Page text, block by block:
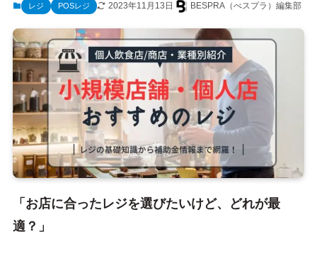
レジ POSレジ 2023年11月13日 BESPRA（べスプラ）編集部
「お店に合ったレジを選びたいけど、どれが最
適？」